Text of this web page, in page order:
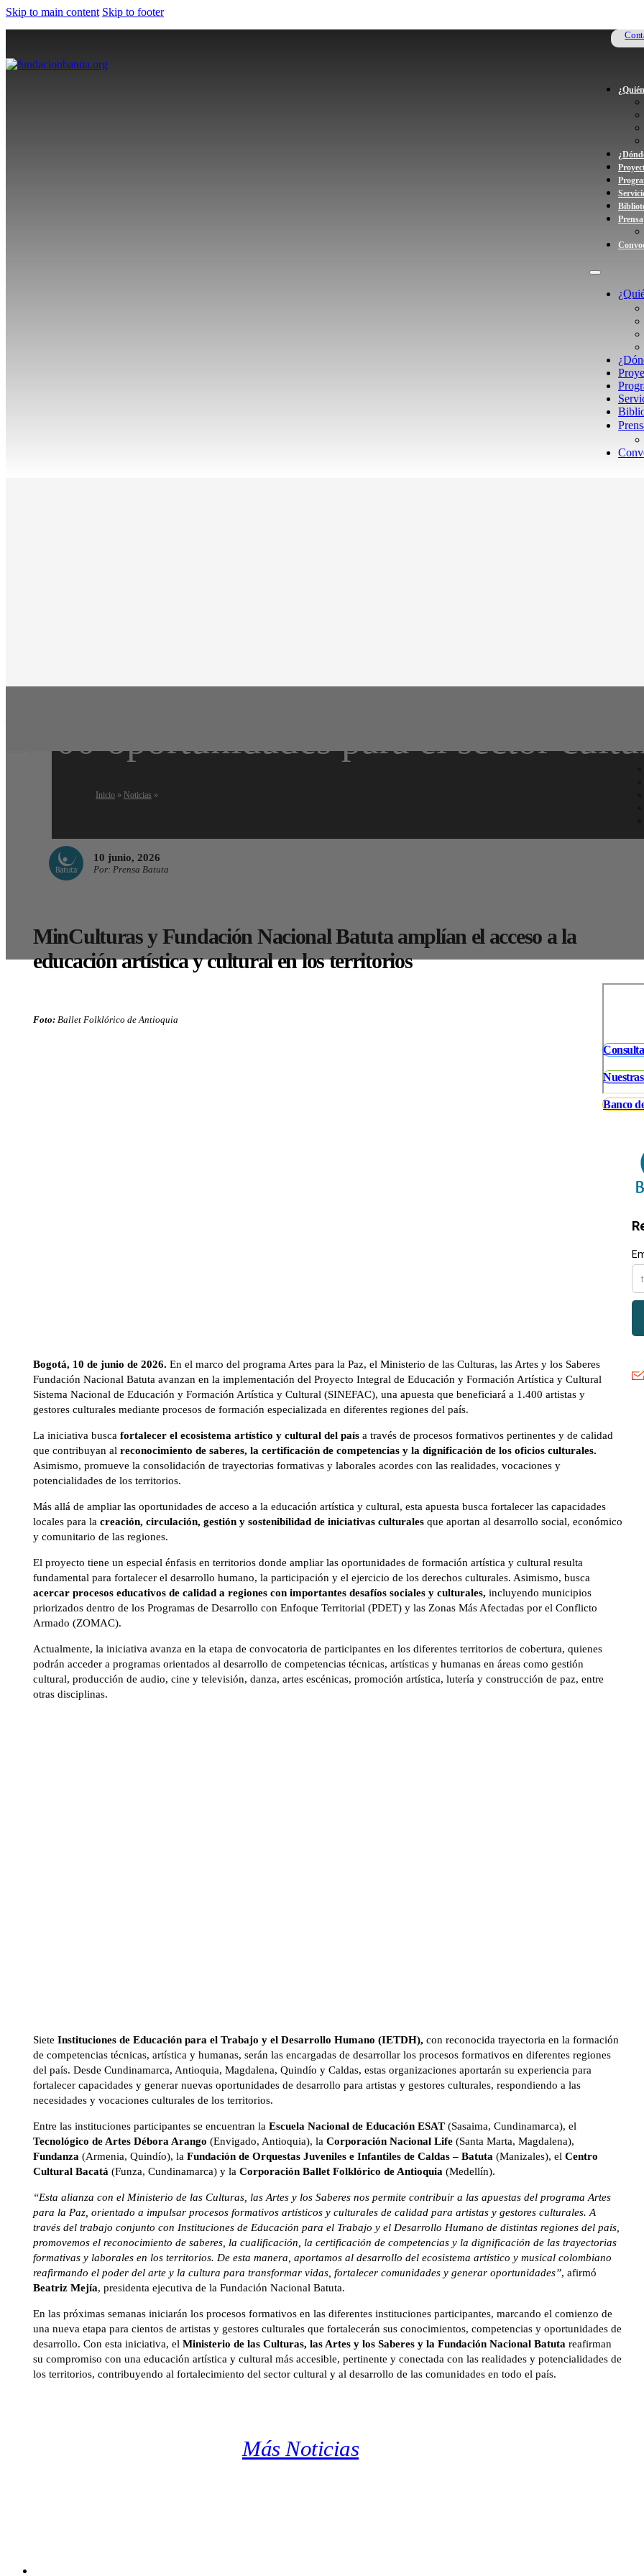
Skip to main content Skip to footer
Prensa
1.400 oportunidades para el sector
Inicio » Noticias »
10 junio, 2026
Por: Prensa Batuta
MinCulturas y Fundación Nacional Batuta amplían el acceso a la
educación artística y cultural en los territorios
Foto: Ballet Folklórico de Antioquia
Bogotá, 10 de junio de 2026. En el marco del programa Artes para la Paz, el Ministerio de las Culturas, las Artes y los Saberes y la
Fundación Nacional Batuta avanzan en la implementación del Proyecto Integral de Educación y Formación Artística y Cultural del
Sistema Nacional de Educación y Formación Artística y Cultural (SINEFAC), una apuesta que beneficiará a 1.400 artistas y
gestores culturales mediante procesos de formación especializada en diferentes regiones del país.
La iniciativa busca fortalecer el ecosistema artístico y cultural del país a través de procesos formativos pertinentes y de calidad
que contribuyan al reconocimiento de saberes, la certificación de competencias y la dignificación de los oficios culturales.
Asimismo, promueve la consolidación de trayectorias formativas y laborales acordes con las realidades, vocaciones y
potencialidades de los territorios.
Más allá de ampliar las oportunidades de acceso a la educación artística y cultural, esta apuesta busca fortalecer las capacidades
locales para la creación, circulación, gestión y sostenibilidad de iniciativas culturales que aportan al desarrollo social, económico
y comunitario de las regiones.
El proyecto tiene un especial énfasis en territorios donde ampliar las oportunidades de formación artística y cultural resulta
fundamental para fortalecer el desarrollo humano, la participación y el ejercicio de los derechos culturales. Asimismo, busca
acercar procesos educativos de calidad a regiones con importantes desafíos sociales y culturales, incluyendo municipios
priorizados dentro de los Programas de Desarrollo con Enfoque Territorial (PDET) y las Zonas Más Afectadas por el Conflicto
Armado (ZOMAC).
Actualmente, la iniciativa avanza en la etapa de convocatoria de participantes en los diferentes territorios de cobertura, quienes
podrán acceder a programas orientados al desarrollo de competencias técnicas, artísticas y humanas en áreas como gestión
cultural, producción de audio, cine y televisión, danza, artes escénicas, promoción artística, lutería y construcción de paz, entre
otras disciplinas.
Siete Instituciones de Educación para el Trabajo y el Desarrollo Humano (IETDH), con reconocida trayectoria en la formación
de competencias técnicas, artística y humanas, serán las encargadas de desarrollar los procesos formativos en diferentes regiones
del país. Desde Cundinamarca, Antioquia, Magdalena, Quindío y Caldas, estas organizaciones aportarán su experiencia para
fortalecer capacidades y generar nuevas oportunidades de desarrollo para artistas y gestores culturales, respondiendo a las
necesidades y vocaciones culturales de los territorios.
Entre las instituciones participantes se encuentran la Escuela Nacional de Educación ESAT (Sasaima, Cundinamarca), el
Tecnológico de Artes Débora Arango (Envigado, Antioquia), la Corporación Nacional Life (Santa Marta, Magdalena),
Fundanza (Armenia, Quindío), la Fundación de Orquestas Juveniles e Infantiles de Caldas – Batuta (Manizales), el Centro
Cultural Bacatá (Funza, Cundinamarca) y la Corporación Ballet Folklórico de Antioquia (Medellín).
“Esta alianza con el Ministerio de las Culturas, las Artes y los Saberes nos permite contribuir a las apuestas del programa Artes
para la Paz, orientado a impulsar procesos formativos artísticos y culturales de calidad para artistas y gestores culturales. A
través del trabajo conjunto con Instituciones de Educación para el Trabajo y el Desarrollo Humano de distintas regiones del país,
promovemos el reconocimiento de saberes, la cualificación, la certificación de competencias y la dignificación de las trayectorias
formativas y laborales en los territorios. De esta manera, aportamos al desarrollo del ecosistema artístico y musical colombiano
reafirmando el poder del arte y la cultura para transformar vidas, fortalecer comunidades y generar oportunidades”, afirmó
Beatriz Mejía, presidenta ejecutiva de la Fundación Nacional Batuta.
En las próximas semanas iniciarán los procesos formativos en las diferentes instituciones participantes, marcando el comienzo de
una nueva etapa para cientos de artistas y gestores culturales que fortalecerán sus conocimientos, competencias y oportunidades de
desarrollo. Con esta iniciativa, el Ministerio de las Culturas, las Artes y los Saberes y la Fundación Nacional Batuta reafirman
su compromiso con una educación artística y cultural más accesible, pertinente y conectada con las realidades y potencialidades de
los territorios, contribuyendo al fortalecimiento del sector cultural y al desarrollo de las comunidades en todo el país.
Más Noticias
Banco